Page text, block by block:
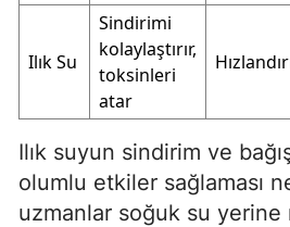
Ilık Su
Sindirimi
kolaylaştırır,
toksinleri
atar
Ilık suyun sindirim ve
olumlu etkiler sağlaması
uzmanlar soğuk su yerine